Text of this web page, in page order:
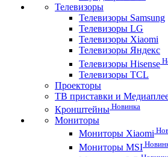
Телевизоры
Телевизоры Samsung
Телевизоры LG
Телевизоры Xiaomi
Телевизоры Яндекс
Телевизоры Hisense
Телевизоры TCL
Проекторы
ТВ приставки и
Кронштейны Новинка
Мониторы
Мониторы Xiaomi
Мониторы MSI